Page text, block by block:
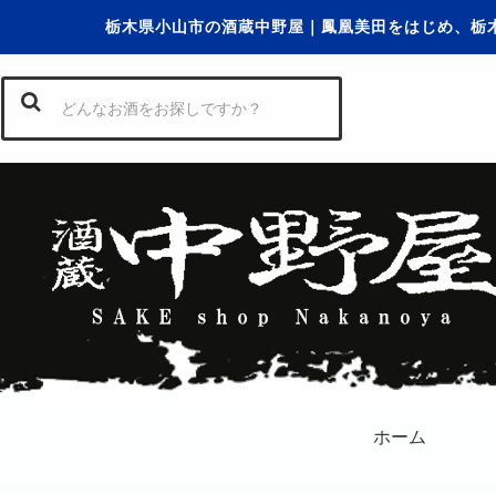
栃木県小山市の酒蔵中野屋｜鳳凰美田をはじめ、
ホーム